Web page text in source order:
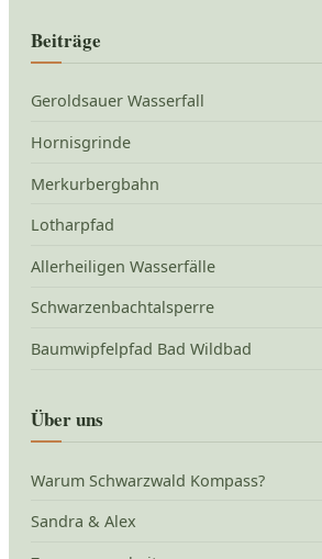
Beiträge
Geroldsauer Wasserfall
Hornisgrinde
Merkurbergbahn
Lotharpfad
Allerheiligen Wasserfälle
Schwarzenbachtalsperre
Baumwipfelpfad Bad Wildbad
Über uns
Warum Schwarzwald Kompass?
Sandra & Alex